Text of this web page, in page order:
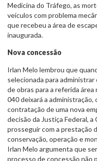
Medicina do Tráfego, as
veículos com problema
que recebeu a área de
inaugurada.
Nova concessão
Irlan Melo lembrou que
selecionada para
de obras para a referida
040 deixará a
contratação de uma nova
decisão da Justiça Federal,
prosseguir com a prestação
conservação, operação e
Irlan Melo argumenta que
processo de concessão não